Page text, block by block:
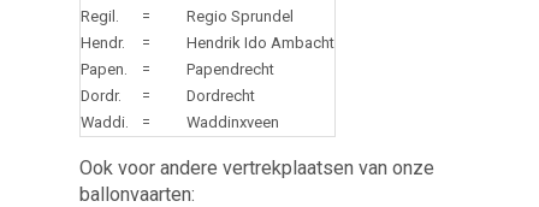
Regil.
=
Regio Sprundel
Hendr.
=
Hendrik Ido Ambacht
Papen.
=
Papendrecht
Dordr.
=
Dordrecht
Waddi.
= Waddinxveen
Ook voor andere vertrekplaatsen van onze
ballonvaarten: